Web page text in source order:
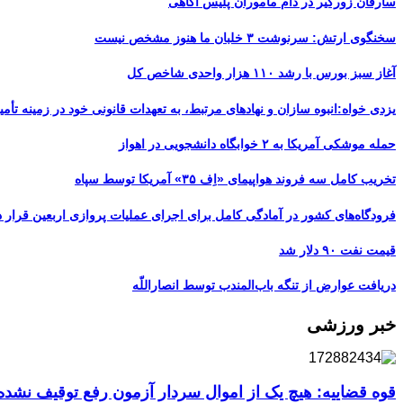
سخنگوی ارتش: سرنوشت ۳ خلبان ما هنوز مشخص نیست
آغاز سبز بورس با رشد ۱۱۰ هزار واحدی شاخص کل
یزدی خواه:انبوه سازان و نهادهای مرتبط، به تعهدات قانونی خود در زمینه
حمله موشکی آمریکا به ۲ خوابگاه دانشجویی در اهواز
تخریب کامل سه فروند هواپیمای «اِف ۳۵» آمریکا توسط سپاه
فرودگاه‌های کشور در آمادگی کامل برای اجرای عملیات پروازی اربعین قرار
قیمت نفت ۹۰ دلار شد
دریافت عوارض از تنگه باب‌المندب توسط انصاراللّه
خبر ورزشی
قوه قضاییه: هیچ یک از اموال سردار آزمون رفع توقیف